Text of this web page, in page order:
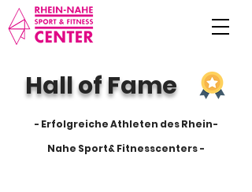
Hall of Fame
- Erfolgreiche Athleten des Rhein-
Nahe Sport& Fitnesscenters -